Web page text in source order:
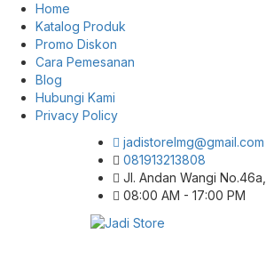
Home
Katalog Produk
Promo Diskon
Cara Pemesanan
Blog
Hubungi Kami
Privacy Policy
jadistorelmg@gmail.com
081913213808
Jl. Andan Wangi
08:00 AM - 17:00 PM